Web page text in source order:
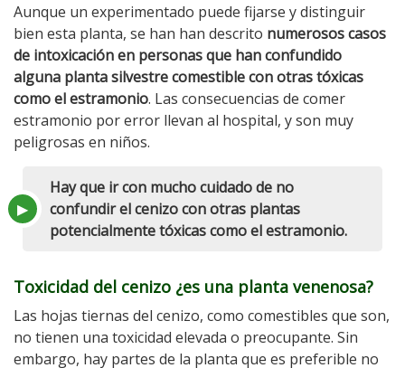
Aunque un experimentado puede fijarse y distinguir
bien esta planta, se han han descrito numerosos casos
de intoxicación en personas que han confundido
alguna planta silvestre comestible con otras tóxicas
como el estramonio. Las consecuencias de comer
estramonio por error llevan al hospital, y son muy
peligrosas en niños.
Hay que ir con mucho cuidado de no
confundir el cenizo con otras plantas
potencialmente tóxicas como el estramonio.
Toxicidad del cenizo ¿es una planta venenosa?
Las hojas tiernas del cenizo, como comestibles que son,
no tienen una toxicidad elevada o preocupante. Sin
embargo, hay partes de la planta que es preferible no